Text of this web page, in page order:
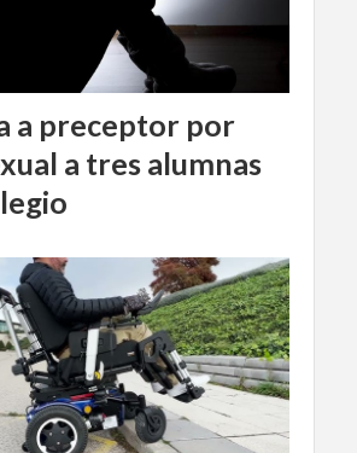
a preceptor por
a tres alumnas